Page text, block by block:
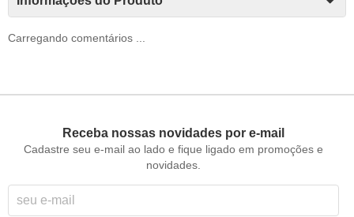
Carregando comentários ...
Receba nossas novidades por e-mail
Cadastre seu e-mail ao lado e fique ligado em promoções e
novidades.